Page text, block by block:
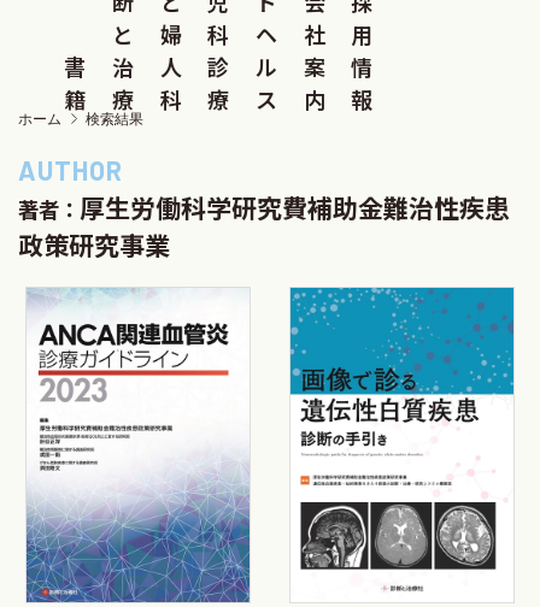
書
籍
と
治
療
婦
人
科
科
診
療
ヘ
ル
ス
社
案
内
用
情
報
ホーム 検索結果
著者： 厚生労働科学研究費補助金難治性疾患
政策研究事業